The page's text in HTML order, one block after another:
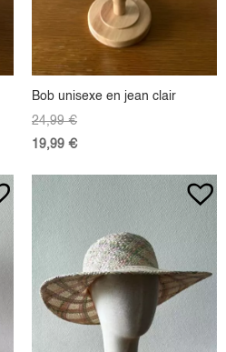
Bob unisexe en jean clair
24,99€
19,99 €